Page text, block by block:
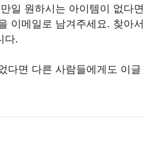
일 원하시는 아이템이 없다면
이메일로 남겨주세요. 찾아서
다.
다면 다른 사람들에게도 이글